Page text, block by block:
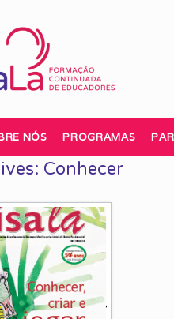
NÓS PROGRAMAS
Conhecer